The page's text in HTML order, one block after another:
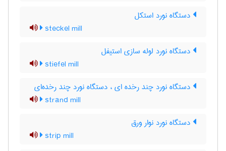
دستگاه نورد استکل
steckel mill
دستگاه نورد لوله سازی استیفل
stiefel mill
دستگاه نورد چند رخده ای ، دستگاه نورد چند رخده‌ای
strand mill
دستگاه نورد نوار ورق
strip mill